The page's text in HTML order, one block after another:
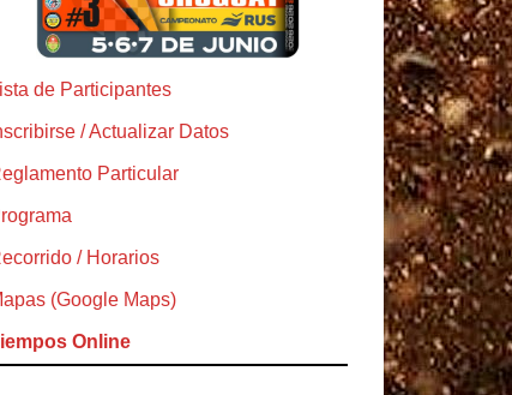
de Participantes
/ Actualizar Datos
Particular
/ Horarios
(Google Maps)
Online